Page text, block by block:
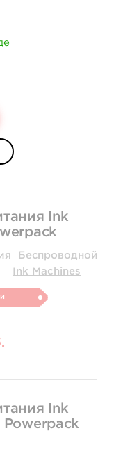
Ink
Беспроводной
Ink Machines
Ink
Powerpack